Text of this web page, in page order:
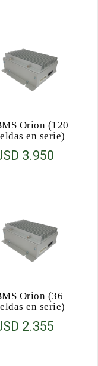
Orion (120
en serie)
3.950
Orion (36
en serie)
2.355